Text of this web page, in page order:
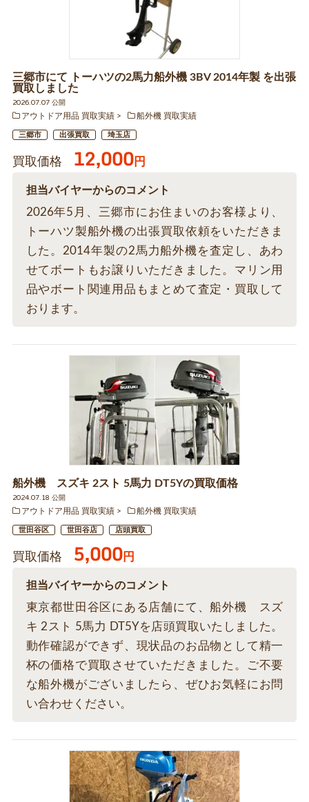
三郷市にて トーハツの2馬力船外機 3BV 2014年製 を出張
買取しました
2026.07.07 公開
アウトドア用品 買取実績
船外機 買取実績
三郷市 出張買取 埼玉店
買取価格 12,000円
担当バイヤーからのコメント
2026年5月、三郷市にお住まいのお客様より、
トーハツ製船外機の出張買取依頼をいただきま
した。2014年製の2馬力船外機を査定し、あわ
せてボートもお譲りいただきました。マリン用
品やボート関連用品もまとめて査定・買取して
おります。
船外機 スズキ 2スト 5馬力 DT5Yの買取価格
2024.07.18 公開
アウトドア用品 買取実績
船外機 買取実績
世田谷区 世田谷店 店頭買取
買取価格 5,000円
担当バイヤーからのコメント
東京都世田谷区にある店舗にて、船外機 スズ
キ 2スト 5馬力 DT5Yを店頭買取いたしました。
動作確認ができず、現状品のお品物として精一
杯の価格で買取させていただきました。ご不要
な船外機がございましたら、ぜひお気軽にお問
い合わせください。